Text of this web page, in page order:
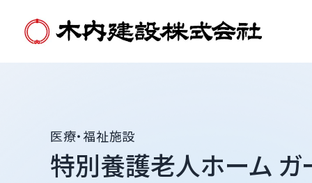
医療・福祉施設
特別養護老人ホーム ガ